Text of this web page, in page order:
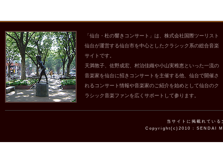
「仙台・杜の響きコンサート」は、株式会社国際ツーリスト
仙台が運営する仙台市を中心としたクラシック系の総合音楽
サイトです。
天満敦子、佐野成宏、村治佳織や小山実稚恵といった一流の
音楽家を仙台に招きコンサートを主催する他、仙台で開催さ
れるコンサート情報や音楽家のご紹介を始めとして仙台のク
ラシック音楽ファンを広くサポートして参ります。
当サイトに掲載れてい
Copyright(c)2010 : SENDAI